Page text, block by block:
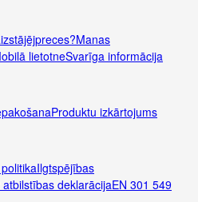
Manas
lietotneSvarīga informācija
Produktu izkārtojums
Ilgtspējības
atbilstības deklarācijaEN 301 549